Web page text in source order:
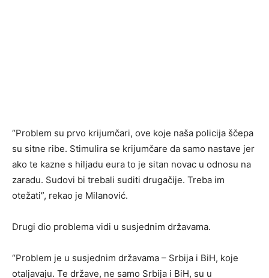
“Problem su prvo krijumčari, ove koje naša policija ščepa
su sitne ribe. Stimulira se krijumčare da samo nastave jer
ako te kazne s hiljadu eura to je sitan novac u odnosu na
zaradu. Sudovi bi trebali suditi drugačije. Treba im
otežati”, rekao je Milanović.
Drugi dio problema vidi u susjednim državama.
“Problem je u susjednim državama – Srbija i BiH, koje
otaljavaju. Te države, ne samo Srbija i BiH, su u